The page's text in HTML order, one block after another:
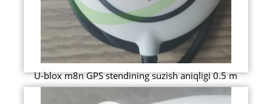
U-blox m8n GPS stendining suzish aniqligi 0.5 m